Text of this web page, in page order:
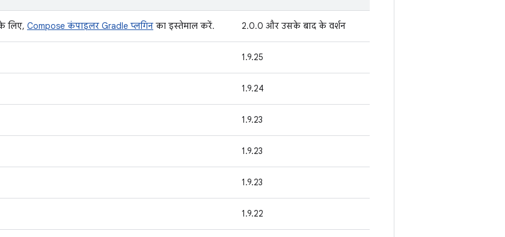
लिए, Compose कंपाइलर Gradle प्लगिन का इस्तेमाल करें. 2.0.0 और उसके बाद के वर्शन
1.9.25
1.9.24
1.9.23
1.9.23
1.9.23
1.9.22